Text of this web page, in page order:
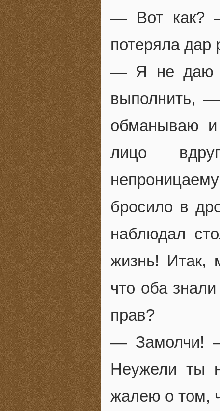
— Вот как?
потеряла
— Я не даю
выполнить,
обманываю
лицо
бросило в
наблюдал
жизнь! Итак,
что оба
прав?
— Замолчи!
Неужели ты
жалею о том,